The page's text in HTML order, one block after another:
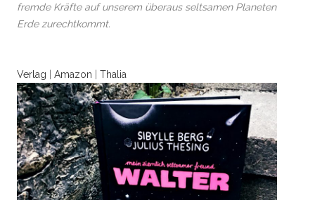
fremde Kräfte auf unserem überaus seltsamen Planeten
Erde zurechtkommt.
Verlag Amazon Thalia